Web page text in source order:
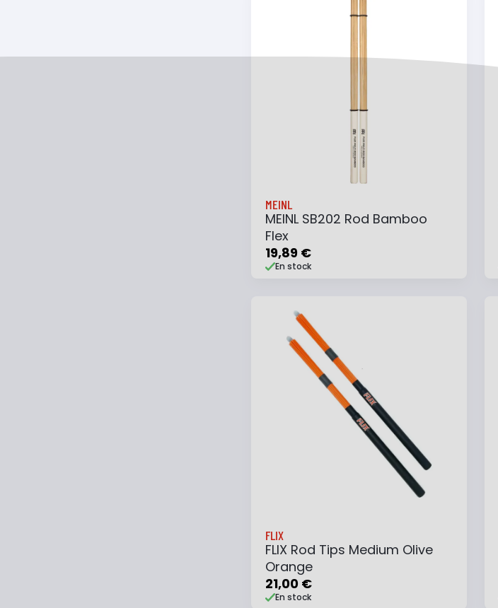
MEINL
MEINL SB202 Rod Bamboo
Flex
19,89 €
En stock
Ajouter au panier
Ajouter à ma liste
FLIX
FLIX Rod Tips Medium Olive
Orange
21,00 €
En stock